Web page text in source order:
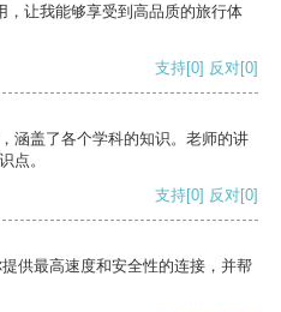
，让我能够享受到高品质的旅行体
支持[0] 反对[0]
涵盖了各个学科的知识。老师的讲
点。
支持[0] 反对[0]
供最高速度和安全性的连接，并帮